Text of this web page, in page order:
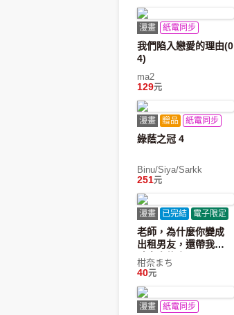
漫畫 紙電同步
我們陷入戀愛的理由(0
4)
ma2
129元
漫畫 贈品 紙電同步
綠蔭之冠 4
Binu/Siya/Sarkk
251元
漫畫 已完結 電子限定
老師，為什麼你變成
出租男友，還帶我體
驗大人約會？ 6
柑奈まち
40元
漫畫 紙電同步